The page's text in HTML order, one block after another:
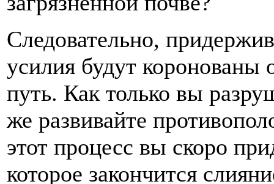
Следовательно,
усилия будут
путь. Как только вы
же развивайте
этот процесс вы скоро
которое закончится